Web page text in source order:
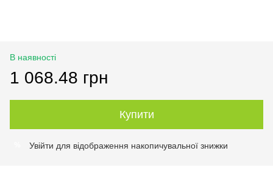
В наявності
1 068.48 грн
Купити
Увійти для відображення накопичувальної знижки